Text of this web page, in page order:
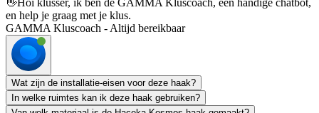
👋Hoi klusser, ik ben de GAMMA Kluscoach, een handige chatbot,
en help je graag met je klus.
GAMMA Kluscoach - Altijd bereikbaar
Wat zijn de installatie-eisen voor deze haak?
In welke ruimtes kan ik deze haak gebruiken?